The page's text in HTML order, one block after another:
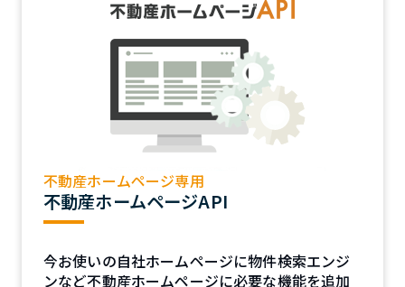
不動産ホームページ専用
不動産ホームページAPI
今お使いの自社ホームページに物件検索エンジ
ンなど不動産ホームページに必要な機能を追加